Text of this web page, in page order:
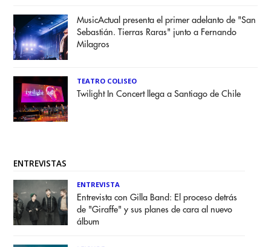
MusicActual presenta el primer adelanto de "San
Sebastián. Tierras Raras" junto a Fernando
Milagros
TEATRO COLISEO
Twilight In Concert llega a Santiago de Chile
ENTREVISTAS
ENTREVISTA
Entrevista con Gilla Band: El proceso detrás
de "Giraffe" y sus planes de cara al nuevo
álbum